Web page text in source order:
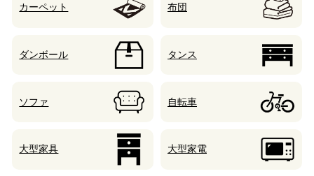
カーペット 布団
ダンボール タンス
ソファ 自転車
大型家具 大型家電